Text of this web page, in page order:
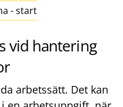
- start
vid hantering
arbetssätt. Det kan